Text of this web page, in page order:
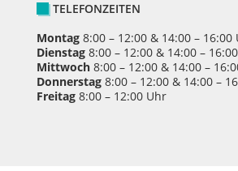
TELEFONZEITEN
Montag 8:00 – 12:00 & 14:00 – 16:00
Dienstag8:00 – 12:00 & 14:00 –
Mittwoch 8:00 – 12:00 & 14:00 –
Donnerstag8:00 – 12:00 & 14:00 –
Freitag8:00 – 12:00 Uhr